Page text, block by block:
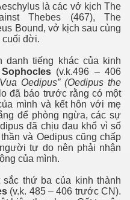
là các vở kịch The
Thebes (467), The
Bound, vở kịch sau cùng
cuối đời.
danh tiếng khác của kinh
Sophocles(v.k.496 – 406
Oedipus” (Oedipus the
đã báo trước rằng có một
mình và kết hôn với mẹ
để phòng ngừa, các sự
đã chịu đau khổ vì số
và Oedipus cũng chấp
tự do nên phải nhận
của mình.
sắc thứ ba của kinh thành
(v.k. 485 – 406 trước CN).